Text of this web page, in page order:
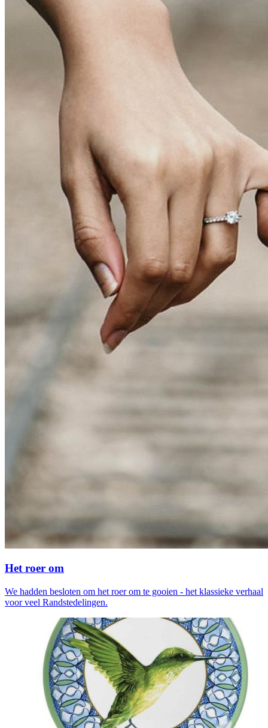
Het roer om
We hadden besloten om het roer om te gooien - het klassieke verhaal
voor veel Randstedelingen.